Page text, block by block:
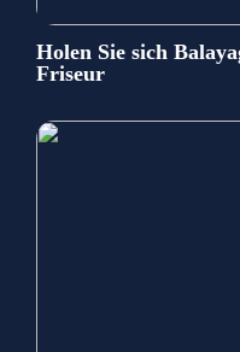
Holen Sie sich
Friseur